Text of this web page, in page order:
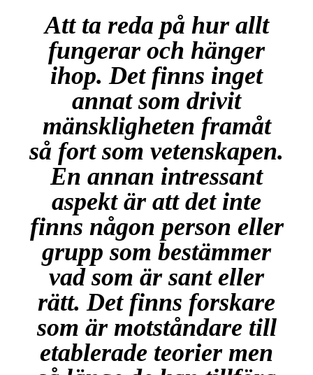
Att ta reda på hur allt
fungerar och hänger
ihop. Det finns inget
annat som drivit
mänskligheten framåt
så fort som vetenskapen.
En annan intressant
aspekt är att det inte
finns någon person eller
grupp som bestämmer
vad som är sant eller
rätt. Det finns forskare
som är motståndare till
etablerade teorier men